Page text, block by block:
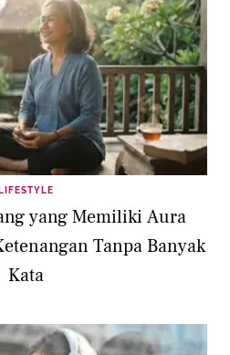
LIFESTYLE
yang Memiliki Aura
Tanpa Banyak
Kata